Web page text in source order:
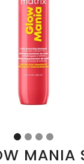
MANIA